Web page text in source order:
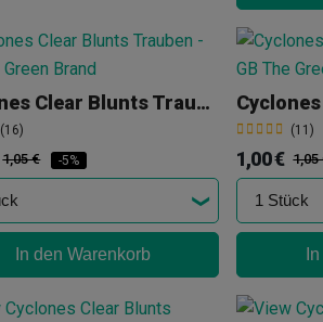
Cyclones Clear Blunts Trauben
(16)
1,05 € -5%
In den Warenkorb
(11)
1,00 € 1,05